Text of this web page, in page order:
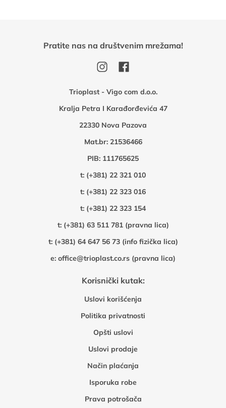
Trioplast - Vigo com d.o.o.
Kralja Petra I Karađorđevića 47
22330 Nova Pazova
Mat.br: 21536466
PIB: 111765625
t: (+381) 22 321 010
t: (+381) 22 323 016
t: (+381) 22 323 154
t: (+381) 63 511 781 (pravna lica)
t: (+381) 64 647 56 73 (info fizička lica)
e: office@trioplast.co.rs (pravna lica)
Korisnički kutak:
Uslovi korišćenja
Politika privatnosti
Opšti uslovi
Uslovi prodaje
Način plaćanja
Isporuka robe
Prava potrošača
Pratite nas na društvenim mrežama!